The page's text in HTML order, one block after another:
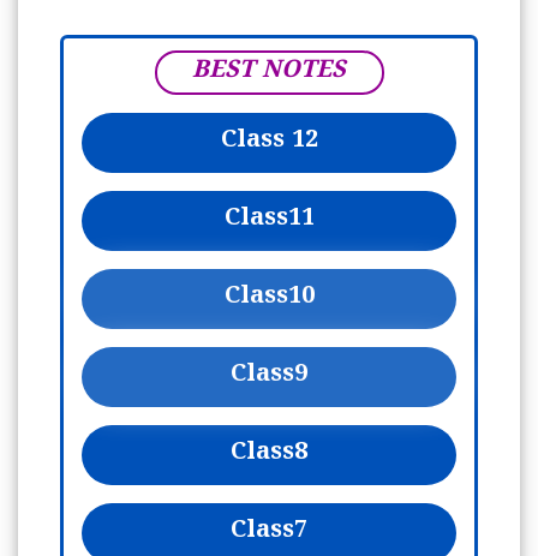
BEST NOTES
Class 12
Class11
Class10
Class9
Class8
Class7